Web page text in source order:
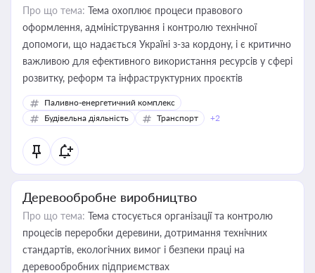
Про що тема: Тема охоплює процеси правового
оформлення, адміністрування і контролю технічної
допомоги, що надається Україні з-за кордону, і є критично
важливою для ефективного використання ресурсів у сфері
розвитку, реформ та інфраструктурних проєктів
Паливно-енергетичний комплекс
Будівельна діяльність
Транспорт +2
Деревообробне виробництво
Про що тема: Тема стосується організації та контролю
процесів переробки деревини, дотримання технічних
стандартів, екологічних вимог і безпеки праці на
деревообробних підприємствах